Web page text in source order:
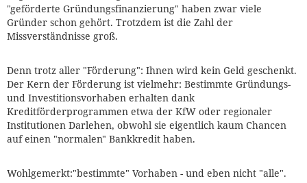
"geförderte Gründungsfinanzierung" haben zwar viele
Gründer schon gehört. Trotzdem ist die Zahl der
Missverständnisse groß.
Denn trotz aller "Förderung": Ihnen wird kein Geld geschenkt.
Der Kern der Förderung ist vielmehr: Bestimmte Gründungs-
und Investitionsvorhaben erhalten dank
Kreditförderprogrammen etwa der KfW oder regionaler
Institutionen Darlehen, obwohl sie eigentlich kaum Chancen
auf einen "normalen" Bankkredit haben.
Wohlgemerkt:"bestimmte" Vorhaben - und eben nicht "alle".